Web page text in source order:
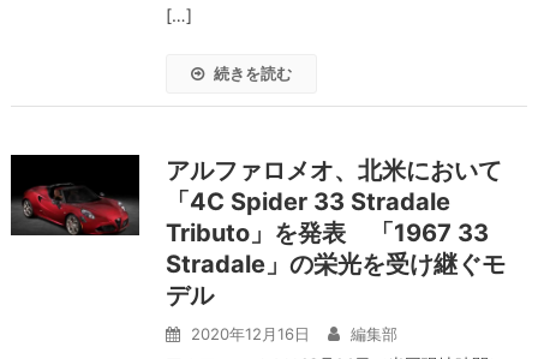
[…]
続きを読む
アルファロメオ、北米において
「4C Spider 33 Stradale
Tributo」を発表 「1967 33
Stradale」の栄光を受け継ぐモ
デル
2020年12月16日 編集部